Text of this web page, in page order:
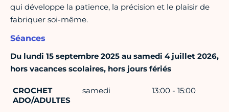
qui développe la patience, la précision et le plaisir de
fabriquer soi-même.
Séances
Du lundi 15 septembre 2025 au samedi 4 juillet 2026,
hors vacances scolaires, hors jours fériés
CROCHET
ADO/ADULTES
samedi 13:00 - 15:00